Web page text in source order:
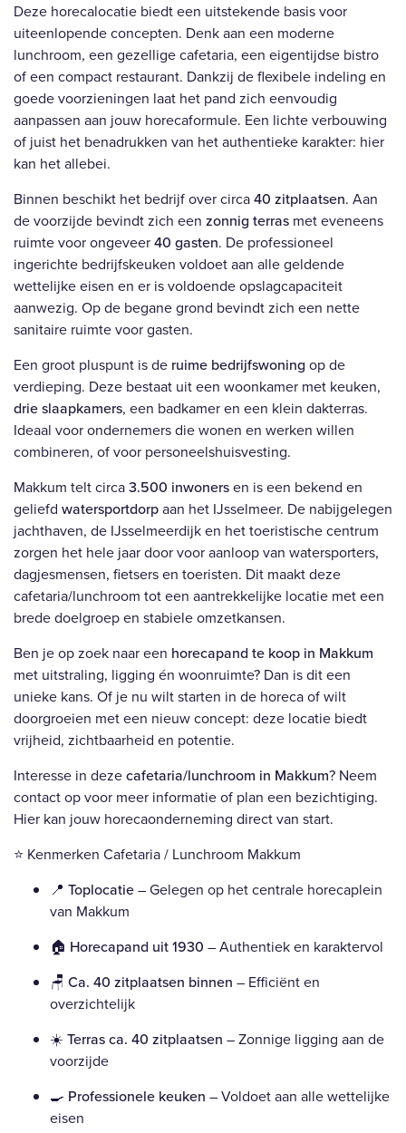
Deze horecalocatie biedt een uitstekende basis voor
uiteenlopende concepten. Denk aan een moderne
lunchroom, een gezellige cafetaria, een eigentijdse bistro
of een compact restaurant. Dankzij de flexibele indeling en
goede voorzieningen laat het pand zich eenvoudig
aanpassen aan jouw horecaformule. Een lichte verbouwing
of juist het benadrukken van het authentieke karakter: hier
kan het allebei.
Binnen beschikt het bedrijf over circa40 zitplaatsen. Aan
de voorzijde bevindt zich een zonnig terras met eveneens
ruimte voor ongeveer40 gasten. De professioneel
ingerichte bedrijfskeuken voldoet aan alle geldende
wettelijke eisen en er is voldoende opslagcapaciteit
aanwezig. Op de begane grond bevindt zich een nette
sanitaire ruimte voor gasten.
Een groot pluspunt is de ruime bedrijfswoning op de
verdieping. Deze bestaat uit een woonkamer met keuken,
drie slaapkamers, een badkamer en een klein dakterras.
Ideaal voor ondernemers die wonen en werken willen
combineren, of voor personeelshuisvesting.
Makkum telt circa3.500 inwonersen is een bekend en
geliefd watersportdorpaan het IJsselmeer. De nabijgelegen
jachthaven, de IJsselmeerdijk en het toeristische centrum
zorgen het hele jaar door voor aanloop van watersporters,
dagjesmensen, fietsers en toeristen. Dit maakt deze
cafetaria/lunchroom tot een aantrekkelijke locatie met een
brede doelgroep en stabiele omzetkansen.
Ben je op zoek naar een horecapand te koop in Makkum
met uitstraling, ligging én woonruimte? Dan is dit een
unieke kans. Of je nu wilt starten in de horeca of wilt
doorgroeien met een nieuw concept: deze locatie biedt
vrijheid, zichtbaarheid en potentie.
Interesse in dezecafetaria/lunchroom in Makkum? Neem
contact op voor meer informatie of plan een bezichtiging.
Hier kan jouw horecaonderneming direct van start.
⭐ Kenmerken Cafetaria / Lunchroom Makkum
📍 Toplocatie– Gelegen op het centrale horecaplein
van Makkum
🏠 Horecapand uit 1930 – Authentiek en karaktervol
🪑 Ca. 40 zitplaatsen binnen – Efficiënt en
overzichtelijk
☀️ Terras ca. 40 zitplaatsen – Zonnige ligging aan de
voorzijde
🍳 Professionele keuken – Voldoet aan alle wettelijke
eisen